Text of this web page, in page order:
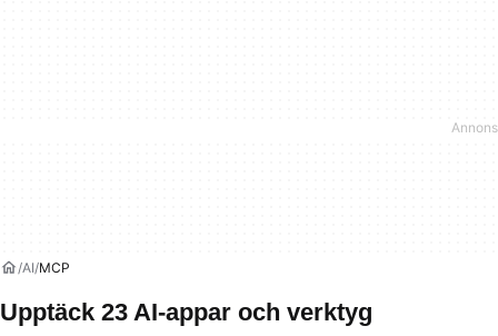
AI MCP
Upptäck 23 AI-appar och verktyg